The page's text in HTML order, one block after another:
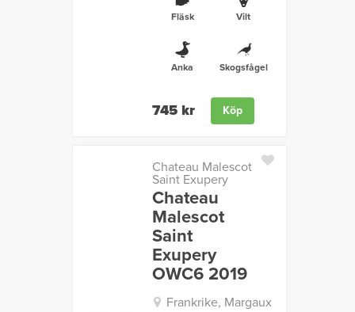
Fläsk Vilt
Anka Skogsfågel
745 kr Köp
Chateau Malescot
Saint Exupery
Chateau
Malescot
Saint
Exupery
OWC6 2019
Frankrike, Margaux